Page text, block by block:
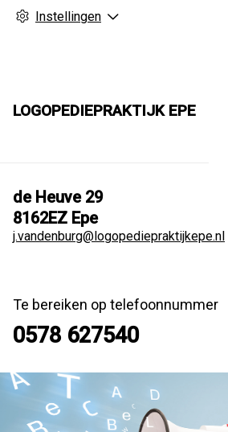
Instellingen
de Heuve 29
8162EZ Epe
j.vandenburg@logopediepraktijkepe.nl
LOGOPEDIEPRAKTIJK EPE
Te bereiken op telefoonnummer
0578 627540